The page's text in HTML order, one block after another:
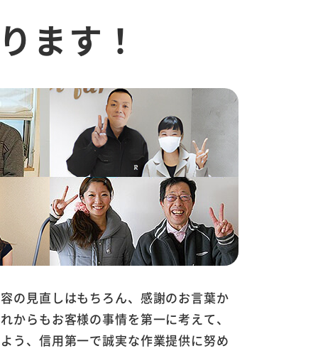
ます！
の見直しはもちろん、感謝のお言葉か
らもお客様の事情を第一に考えて、
う、信用第一で誠実な作業提供に努め